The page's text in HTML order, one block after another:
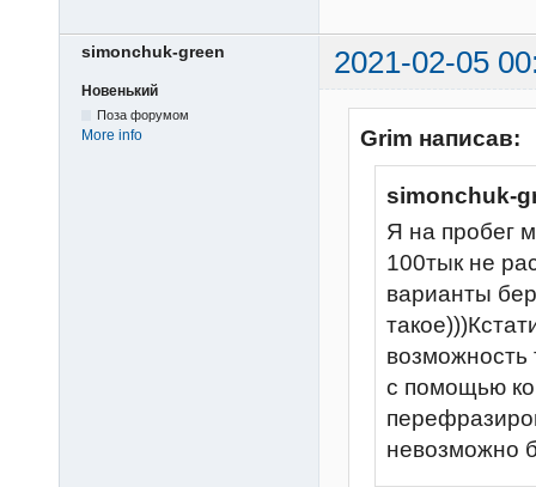
simonchuk-green 2021-02-05
Новенький
Поза форумом
More info Grim написав:
simonchuk-
Я на пробег
100тык не
варианты
возможность
с помощью
невозможно